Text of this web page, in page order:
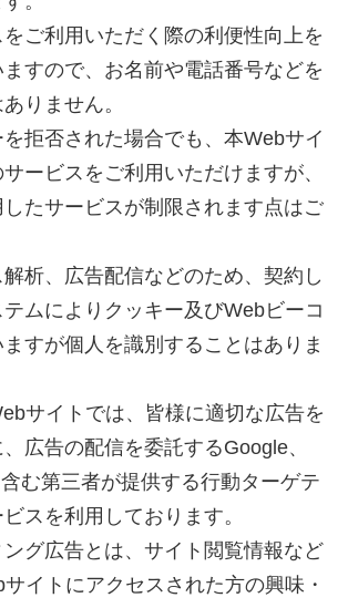
東信地域 中南信地域
ら
ポリシー
サイトマップ
PC版
ロ不動産株式会社 co.,ltd All rights reserverd.